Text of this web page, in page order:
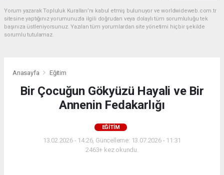
Yorum yazarak Topluluk Kuralları’nı kabul etmiş bulunuyor ve worldwideweb.com.tr
sitesine yaptığınız yorumunuzla ilgili doğrudan veya dolaylı tüm sorumluluğu tek
başınıza üstleniyorsunuz. Yazılan tüm yorumlardan site yönetimi hiçbir şekilde
sorumlu tutulamaz.
Anasayfa Eğitim
Bir Çocuğun Gökyüzü Hayali ve Bir
Annenin Fedakarlığı
EĞITIM
13.02.2026 - 14:26, Güncelleme: 13.07.2026 - 11:31
2463+ kez okundu.